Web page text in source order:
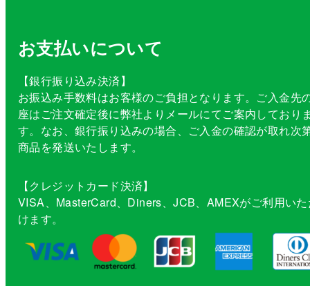
お支払いについて
【銀行振り込み決済】
お振込み手数料はお客様のご負担となります。ご入金先
座はご注文確定後に弊社よりメールにてご案内しており
す。なお、銀行振り込みの場合、ご入金の確認が取れ次
商品を発送いたします。
【クレジットカード決済】
VISA、MasterCard、Diners、JCB、AMEXがご利用い
けます。